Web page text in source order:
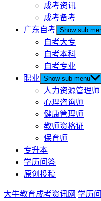
成考资讯
成考备考
广东自考 Show sub
自考大专
自考本科
自考专业
职业 Show sub menu
人力资源管理师
心理咨询师
健康管理师
教师资格证
保育师
专升本
学历问答
原创投稿
大牛教育成考资讯网 学历